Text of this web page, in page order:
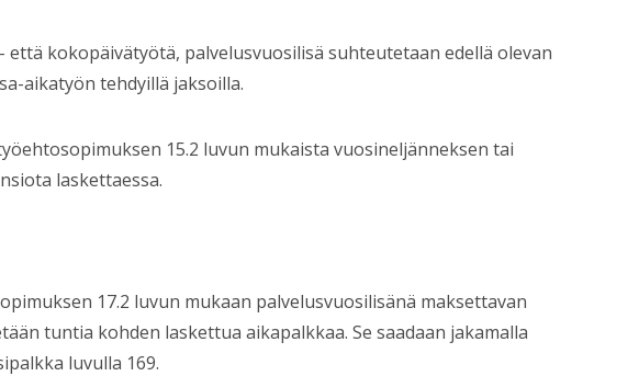
että kokopäivätyötä, palvelusvuosilisä suhteutetaan edellä olevan
aikatyön tehdyillä jaksoilla.
15.2 luvun mukaista vuosineljänneksen tai
laskettaessa.
17.2 luvun mukaan palvelusvuosilisänä maksettavan
tuntia kohden laskettua aikapalkkaa. Se saadaan jakamalla
luvulla 169.